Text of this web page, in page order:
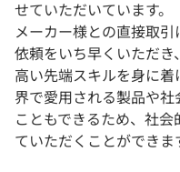
せていただいています。
メーカー様との直接取
依頼をいち早くいただ
高い先端スキルを身に
界で愛用される製品や
こともできるため、社
ていただくことができま